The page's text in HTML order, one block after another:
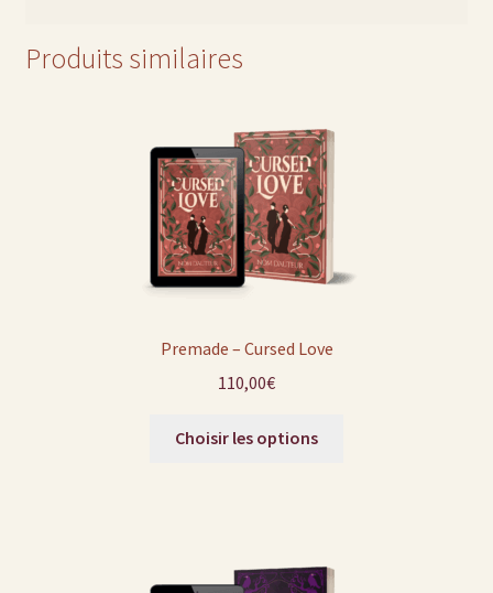
Produits similaires
Premade – Cursed Love
110,00€
Choisir les options